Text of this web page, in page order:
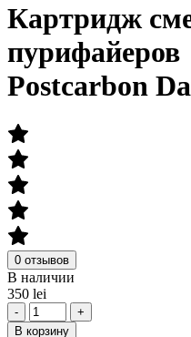
Картридж
пурифайеров
Postcarbon
0 отзывов
В наличии
350 lei
-
+
В корзину